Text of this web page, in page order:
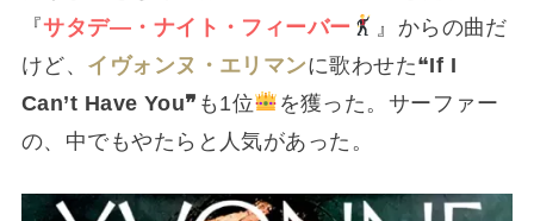
『サタデ―・ナイト・フィーバー
』からの曲だ
けど、 イヴォンヌ・エリマンに歌わせた❝If I
Can’t Have You❞ も1位
を獲った。サーファー
の、中でもやたらと人気があった。